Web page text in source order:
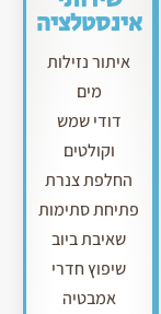
אינסטלציה
איתור נזילות
מים
דודי שמש
וקולטים
החלפת צנרת
פתיחת סתימות
שאיבת ביוב
שיפוץ חדרי
אמבטיה